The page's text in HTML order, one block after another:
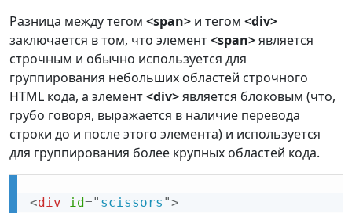
Разница между тегом <span> и тегом <div>
заключается в том, что элемент<span>является
строчным и обычно используется для
группирования небольших областей строчного
HTML кода, а элемент<div>является блоковым (что,
грубо говоря, выражается в наличие перевода
строки до и после этого элемента) и используется
для группирования более крупных областей кода.
<div id=" scissors ">